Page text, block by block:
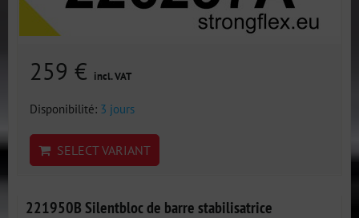
259 € incl. VAT
Disponibilité: 3 jours
SELECT VARIANT
221950B Silentbloc de barre stabilisatrice